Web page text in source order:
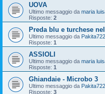
UOVA
Ultimo messaggio da maria
Risposte: 2
Preda blu e turchese
Ultimo messaggio da Pakita722
Risposte: 1
ASSIOLI
Ultimo messaggio da maria
Risposte: 1
Ghiandaie - Microbo 3
Ultimo messaggio da Pakita722
Risposte: 3